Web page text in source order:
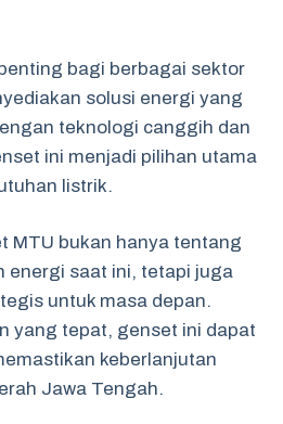
bagi berbagai sektor
solusi energi yang
teknologi canggih dan
ini menjadi pilihan utama
listrik.
MTU bukan hanya tentang
energi saat ini, tetapi juga
untuk masa depan.
yang tepat, genset ini dapat
keberlanjutan
Jawa Tengah.